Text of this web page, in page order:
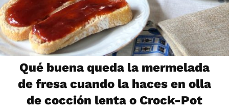
Qué buena queda la mermelada
de fresa cuando la haces en olla
de cocción lenta o Crock-Pot